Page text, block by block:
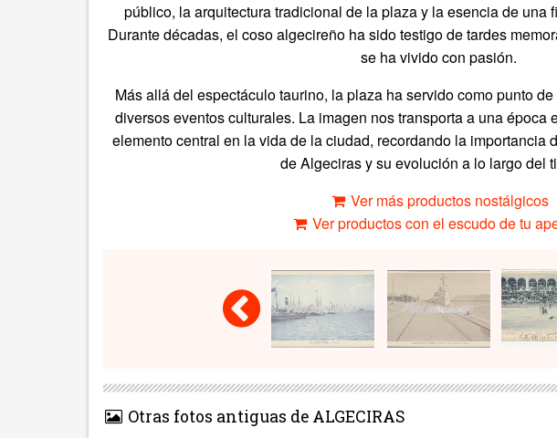
público, la arquitectura tradicional de la plaza y la esencia de una
Durante décadas, el coso algecireño ha sido testigo de tardes
se ha vivido con pasión.
Más allá del espectáculo taurino, la plaza ha servido como punto
diversos eventos culturales. La imagen nos transporta a una época
elemento central en la vida de la ciudad, recordando la importancia
de Algeciras y su evolución a lo largo del
Ver más productos nostálgicos
Ver productos con el escudo de tu
Otras fotos antiguas de ALGECIRAS